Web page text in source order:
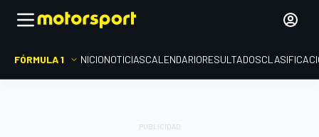
FÓRMULA 1 INICIONOTICIASCALENDARIORESULTADOS